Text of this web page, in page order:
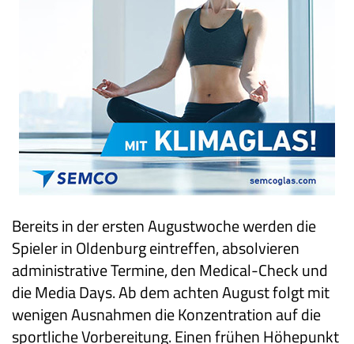
Bereits in der ersten Augustwoche werden die
Spieler in Oldenburg eintreffen, absolvieren
administrative Termine, den Medical-Check und
die Media Days. Ab dem achten August folgt mit
wenigen Ausnahmen die Konzentration auf die
sportliche Vorbereitung. Einen frühen Höhepunkt